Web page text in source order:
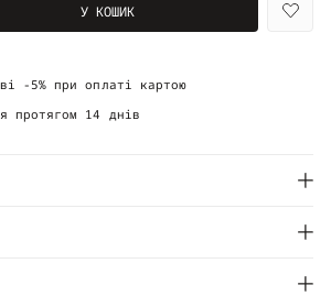
У КОШИК
-5% при оплаті картою
протягом 14 днів